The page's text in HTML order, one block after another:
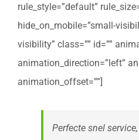
rule_style=”default”
hide_on_mobile=”small-
visibility” class=”” id=””
animation_direction=”left”
animation_offset=””]
Perfecte snel